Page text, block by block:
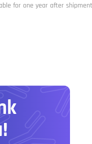
for one year after